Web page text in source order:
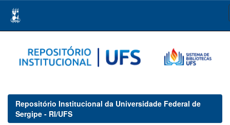
navigation
Repositório Institucional da Universidade Federal de
Sergipe - RI/UFS